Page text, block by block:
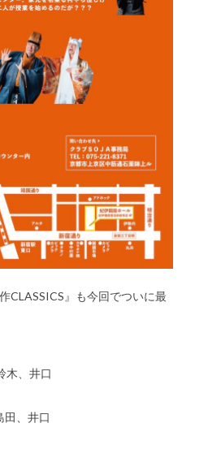
CLASSICS』も今回でついに最
木、井口
、井口